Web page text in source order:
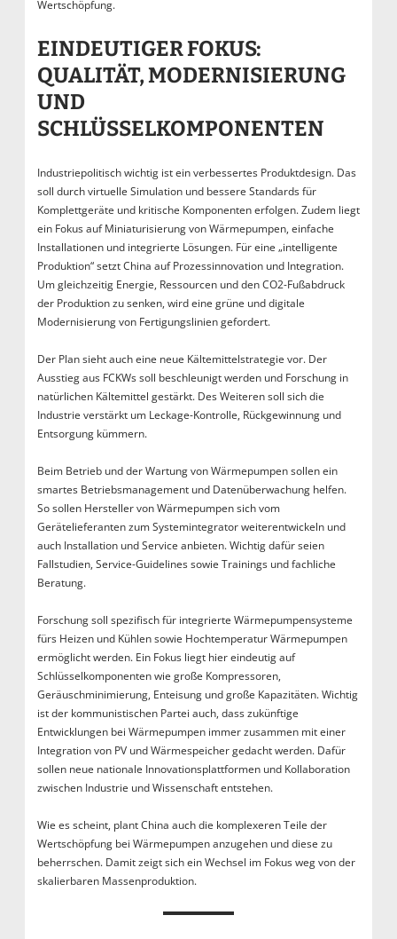
Wertschöpfung.
EINDEUTIGER FOKUS:
QUALITÄT, MODERNISIERUNG
UND
SCHLÜSSELKOMPONENTEN
Industriepolitisch wichtig ist ein verbessertes Produktdesign. Das
soll durch virtuelle Simulation und bessere Standards für
Komplettgeräte und kritische Komponenten erfolgen. Zudem liegt
ein Fokus auf Miniaturisierung von Wärmepumpen, einfache
Installationen und integrierte Lösungen. Für eine „intelligente
Produktion“ setzt China auf Prozessinnovation und Integration.
Um gleichzeitig Energie, Ressourcen und den CO2-Fußabdruck
der Produktion zu senken, wird eine grüne und digitale
Modernisierung von Fertigungslinien gefordert.
Der Plan sieht auch eine neue Kältemittelstrategie vor. Der
Ausstieg aus FCKWs soll beschleunigt werden und Forschung in
natürlichen Kältemittel gestärkt. Des Weiteren soll sich die
Industrie verstärkt um Leckage-Kontrolle, Rückgewinnung und
Entsorgung kümmern.
Beim Betrieb und der Wartung von Wärmepumpen sollen ein
smartes Betriebsmanagement und Datenüberwachung helfen.
So sollen Hersteller von Wärmepumpen sich vom
Gerätelieferanten zum Systemintegrator weiterentwickeln und
auch Installation und Service anbieten. Wichtig dafür seien
Fallstudien, Service-Guidelines sowie Trainings und fachliche
Beratung.
Forschung soll spezifisch für integrierte Wärmepumpensysteme
fürs Heizen und Kühlen sowie Hochtemperatur Wärmepumpen
ermöglicht werden. Ein Fokus liegt hier eindeutig auf
Schlüsselkomponenten wie große Kompressoren,
Geräuschminimierung, Enteisung und große Kapazitäten. Wichtig
ist der kommunistischen Partei auch, dass zukünftige
Entwicklungen bei Wärmepumpen immer zusammen mit einer
Integration von PV und Wärmespeicher gedacht werden. Dafür
sollen neue nationale Innovationsplattformen und Kollaboration
zwischen Industrie und Wissenschaft entstehen.
Wie es scheint, plant China auch die komplexeren Teile der
Wertschöpfung bei Wärmepumpen anzugehen und diese zu
beherrschen. Damit zeigt sich ein Wechsel im Fokus weg von der
skalierbaren Massenproduktion.